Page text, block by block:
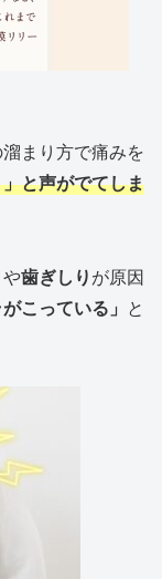
まり方で痛みを
と声がでてしま
や歯ぎしりが原因
こっている」 と